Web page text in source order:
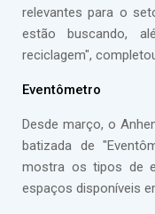
relevantes para o
estão buscando,
reciclagem",
Eventômetro
Desde março, o
batizada de
mostra os tipos de
espaços disponíveis